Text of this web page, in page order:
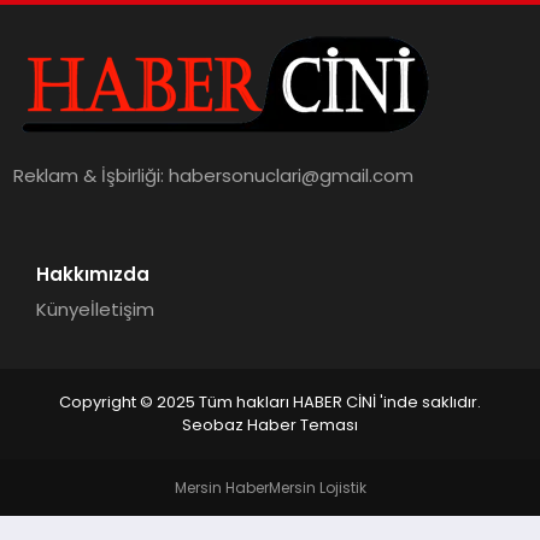
GENEL
GÜNDEM
Reklam & İşbirliği:habersonuclari@gmail.com
Hakkımızda
Künyeİletişim
Copyright © 2025 Tüm hakları HABER CİNİ 'inde saklıdır.
Seobaz Haber Teması
Mersin HaberMersin Lojistik